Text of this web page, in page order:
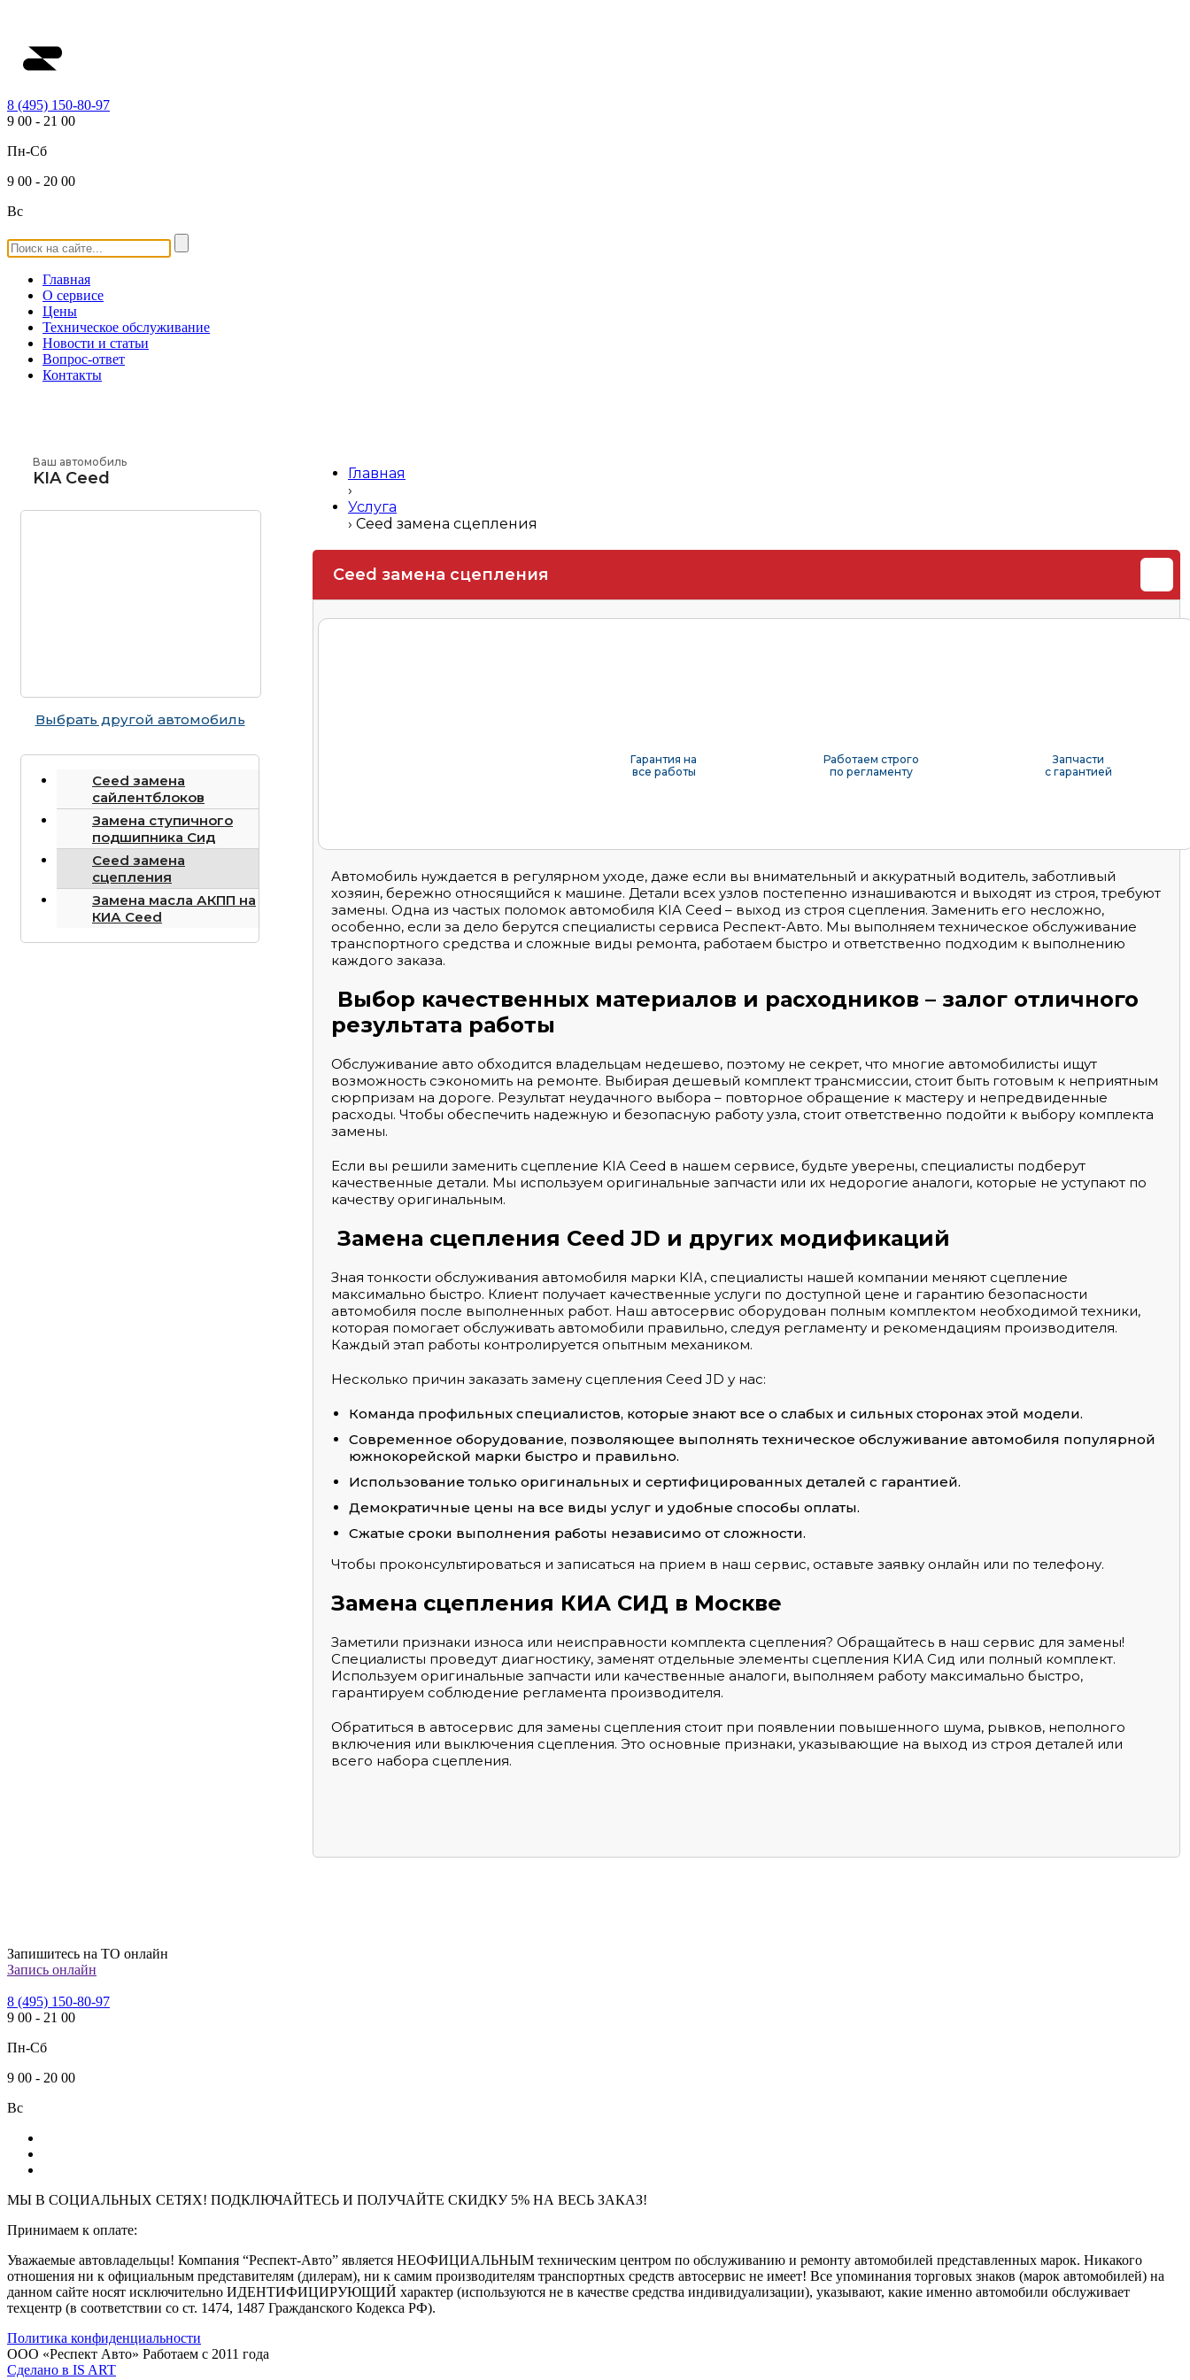
8 (495) 150-80-97
9 00 - 21 00
Пн-Сб
9 00 - 20 00
Вс
Главная
О сервисе
Цены
Техническое обслуживание
Новости и статьи
Вопрос-ответ
Контакты
Ваш автомобиль
KIA Ceed
Выбрать другой автомобиль
Ceed замена
сайлентблоков
Замена ступичного
подшипника Сид
Ceed замена
сцепления
Замена масла АКПП на
КИА Ceed
Главная
›
Услуга
› Ceed замена сцепления
Ceed замена сцепления
Гарантия на
все работы
Работаем строго
по регламенту
Запчасти
с гарантией
Автомобиль нуждается в регулярном уходе, даже если вы внимательный и аккуратный водитель, заботливый
хозяин, бережно относящийся к машине. Детали всех узлов постепенно изнашиваются и выходят из строя, требуют
замены. Одна из частых поломок автомобиля KIA Ceed – выход из строя сцепления. Заменить его несложно,
особенно, если за дело берутся специалисты сервиса Респект-Авто. Мы выполняем техническое обслуживание
транспортного средства и сложные виды ремонта, работаем быстро и ответственно подходим к выполнению
каждого заказа.
Выбор качественных материалов и расходников – залог отличного
результата работы
Обслуживание авто обходится владельцам недешево, поэтому не секрет, что многие автомобилисты ищут
возможность сэкономить на ремонте. Выбирая дешевый комплект трансмиссии, стоит быть готовым к неприятным
сюрпризам на дороге. Результат неудачного выбора – повторное обращение к мастеру и непредвиденные
расходы. Чтобы обеспечить надежную и безопасную работу узла, стоит ответственно подойти к выбору комплекта
замены.
Если вы решили заменить сцепление KIA Ceed в нашем сервисе, будьте уверены, специалисты подберут
качественные детали. Мы используем оригинальные запчасти или их недорогие аналоги, которые не уступают по
качеству оригинальным.
Замена сцепления Ceed JD и других модификаций
Зная тонкости обслуживания автомобиля марки KIA, специалисты нашей компании меняют сцепление
максимально быстро. Клиент получает качественные услуги по доступной цене и гарантию безопасности
автомобиля после выполненных работ. Наш автосервис оборудован полным комплектом необходимой техники,
которая помогает обслуживать автомобили правильно, следуя регламенту и рекомендациям производителя.
Каждый этап работы контролируется опытным механиком.
Несколько причин заказать замену сцепления Ceed JD у нас:
Команда профильных специалистов, которые знают все о слабых и сильных сторонах этой модели.
Современное оборудование, позволяющее выполнять техническое обслуживание автомобиля популярной
южнокорейской марки быстро и правильно.
Использование только оригинальных и сертифицированных деталей с гарантией.
Демократичные цены на все виды услуг и удобные способы оплаты.
Сжатые сроки выполнения работы независимо от сложности.
Чтобы проконсультироваться и записаться на прием в наш сервис, оставьте заявку онлайн или по телефону.
Замена сцепления КИА СИД в Москве
Заметили признаки износа или неисправности комплекта сцепления? Обращайтесь в наш сервис для замены!
Специалисты проведут диагностику, заменят отдельные элементы сцепления КИА Сид или полный комплект.
Используем оригинальные запчасти или качественные аналоги, выполняем работу максимально быстро,
гарантируем соблюдение регламента производителя.
Обратиться в автосервис для замены сцепления стоит при появлении повышенного шума, рывков, неполного
включения или выключения сцепления. Это основные признаки, указывающие на выход из строя деталей или
всего набора сцепления.
Запишитесь на ТО онлайн
Запись онлайн
8 (495) 150-80-97
9 00 - 21 00
Пн-Сб
9 00 - 20 00
Вс
МЫ В СОЦИАЛЬНЫХ СЕТЯХ! ПОДКЛЮЧАЙТЕСЬ И ПОЛУЧАЙТЕ СКИДКУ 5% НА ВЕСЬ ЗАКАЗ!
Принимаем к оплате:
Уважаемые автовладельцы! Компания “Респект-Авто” является НЕОФИЦИАЛЬНЫМ техническим центром по обслуживанию и ремонту автомобилей представленных марок. Никакого
отношения ни к официальным представителям (дилерам), ни к самим производителям транспортных средств автосервис не имеет! Все упоминания торговых знаков (марок автомобилей) на
данном сайте носят исключительно ИДЕНТИФИЦИРУЮЩИЙ характер (используются не в качестве средства индивидуализации), указывают, какие именно автомобили обслуживает
техцентр (в соответствии со ст. 1474, 1487 Гражданского Кодекса РФ).
Политика конфиденциальности
ООО «Респект Авто» Работаем с 2011 года
Сделано в IS ART